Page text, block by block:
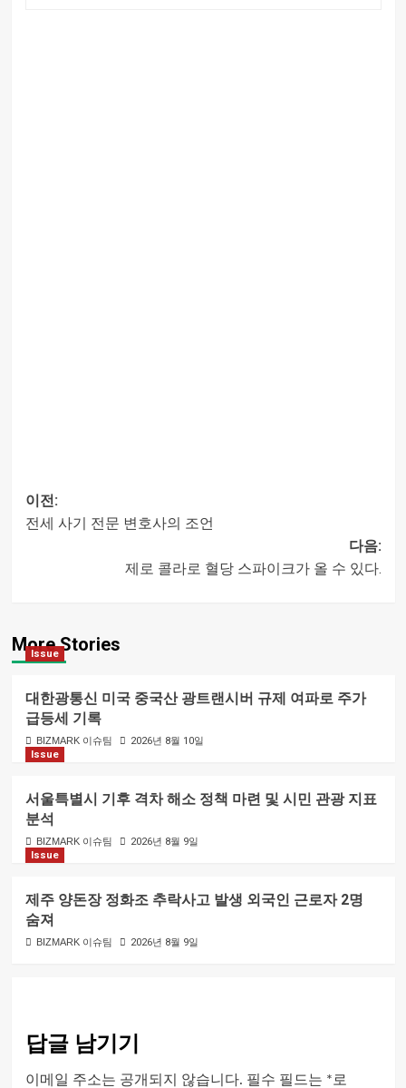
내비게이션
이전:
전세 사기 전문 변호사의 조언
다음:
제로 콜라로 혈당 스파이크가 올 수 있다.
More Stories
Issue
대한광통신 미국 중국산 광트랜시버 규제 여파로 주가
급등세 기록
BIZMARK 이슈팀
2026년 8월 10일
Issue
서울특별시 기후 격차 해소 정책 마련 및 시민 관광 지표
분석
BIZMARK 이슈팀
2026년 8월 9일
Issue
제주 양돈장 정화조 추락사고 발생 외국인 근로자 2명
숨져
BIZMARK 이슈팀 2026년 8월 9일
답글 남기기
이메일 주소는 공개되지 않습니다. 필수 필드는 * 로